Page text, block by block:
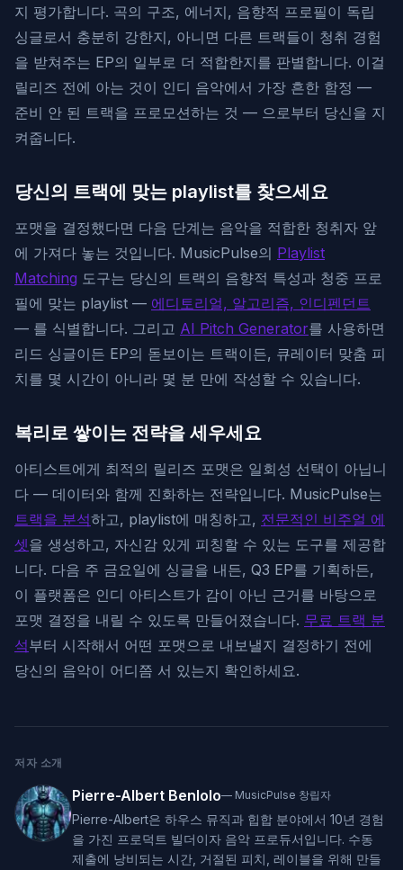
지 평가합니다. 곡의 구조, 에너지, 음향적 프로필이 독립
싱글로서 충분히 강한지, 아니면 다른 트랙들이 청취 경험
을 받쳐주는 EP의 일부로 더 적합한지를 판별합니다. 이걸
릴리즈 전에 아는 것이 인디 음악에서 가장 흔한 함정 —
준비 안 된 트랙을 프로모션하는 것 — 으로부터 당신을 지
켜줍니다.
당신의 트랙에 맞는 playlist를 찾으세요
포맷을 결정했다면 다음 단계는 음악을 적합한 청취자 앞
에 가져다 놓는 것입니다. MusicPulse의 Playlist
Matching 도구는 당신의 트랙의 음향적 특성과 청중 프로
필에 맞는 playlist — 에디토리얼, 알고리즘, 인디펜던트
— 를 식별합니다. 그리고 AI Pitch Generator를 사용하면
리드 싱글이든 EP의 돋보이는 트랙이든, 큐레이터 맞춤 피
치를 몇 시간이 아니라 몇 분 만에 작성할 수 있습니다.
복리로 쌓이는 전략을 세우세요
아티스트에게 최적의 릴리즈 포맷은 일회성 선택이 아닙니
다 — 데이터와 함께 진화하는 전략입니다. MusicPulse는
트랙을 분석하고, playlist에 매칭하고, 전문적인 비주얼 에
셋을 생성하고, 자신감 있게 피칭할 수 있는 도구를 제공합
니다. 다음 주 금요일에 싱글을 내든, Q3 EP를 기획하든,
이 플랫폼은 인디 아티스트가 감이 아닌 근거를 바탕으로
포맷 결정을 내릴 수 있도록 만들어졌습니다. 무료 트랙 분
석부터 시작해서 어떤 포맷으로 내보낼지 결정하기 전에
당신의 음악이 어디쯤 서 있는지 확인하세요.
저자 소개
Pierre-Albert Benlolo— MusicPulse 창립자
Pierre-Albert은 하우스 뮤직과 힙합 분야에서 10년 경험
을 가진 프로덕트 빌더이자 음악 프로듀서입니다. 수동
제출에 낭비되는 시간, 거절된 피치, 레이블을 위해 만들